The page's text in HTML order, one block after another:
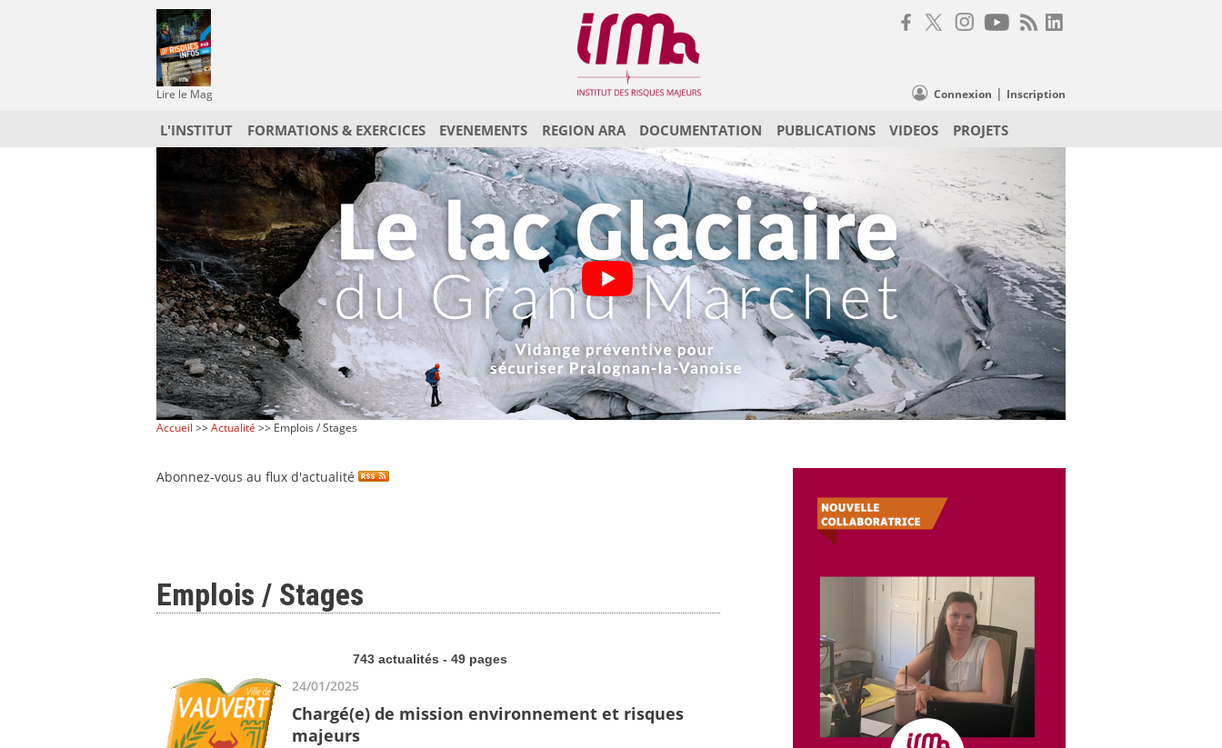
Lire le Mag Connexion | Inscription
L'INSTITUT FORMATIONS & EXERCICES EVENEMENTS REGION ARA DOCUMENTATION PUBLICATIONS VIDEOS PROJETS
Accueil >>Actualité >> Emplois / Stages
Abonnez-vous au flux d'actualité
Emplois / Stages
743 actualités - 49 pages
24/01/2025
Chargé(e) de mission environnement et risques
majeurs